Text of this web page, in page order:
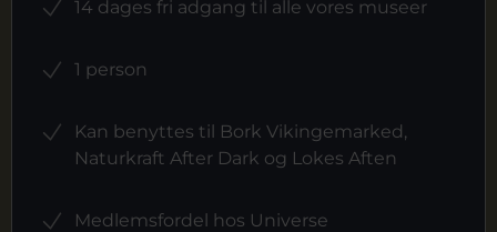
14 dages fri adgang til alle vores museer
1 person
Kan benyttes til Bork Vikingemarked,
Naturkraft After Dark og Lokes Aften
Medlemsfordel hos Universe